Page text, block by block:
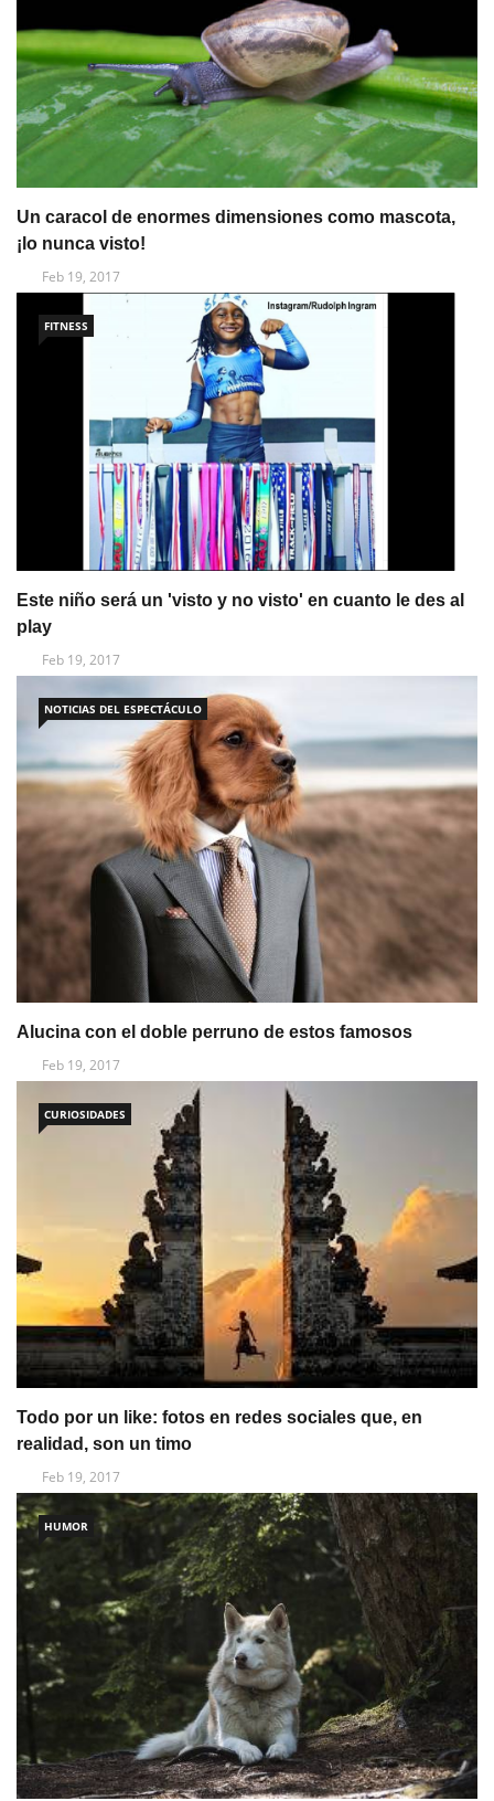
Un caracol de enormes dimensiones como mascota,
¡lo nunca visto!
Feb 19, 2017
FITNESS
Este niño será un 'visto y no visto' en cuanto le des al
play
Feb 19, 2017
NOTICIAS DEL ESPECTÁCULO
Alucina con el doble perruno de estos famosos
Feb 19, 2017
CURIOSIDADES
Todo por un like: fotos en redes sociales que, en
realidad, son un timo
Feb 19, 2017
HUMOR